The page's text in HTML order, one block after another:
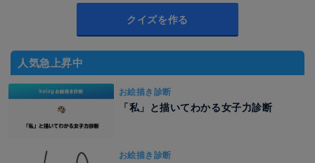
クイズを作る
人気急上昇中
お絵描き診断
「私」と描いてわかる女子力診断
お絵描き診断